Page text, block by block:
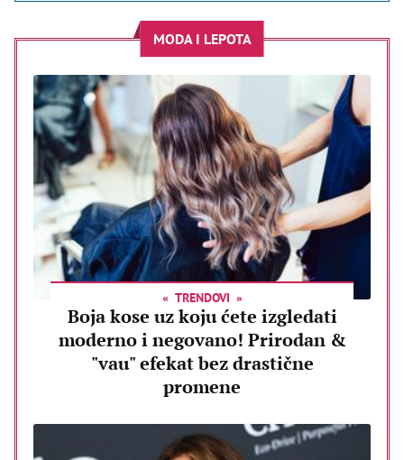
MODA I LEPOTA
TRENDOVI
Boja kose uz koju ćete izgledati
moderno i negovano! Prirodan &
"vau" efekat bez drastične
promene